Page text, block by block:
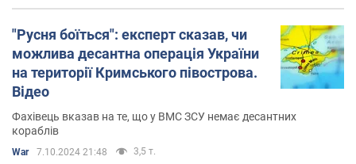
"Русня боїться": експерт сказав, чи
можлива десантна операція України
на території Кримського півострова.
Відео
Фахівець вказав на те, що у ВМС ЗСУ немає десантних
кораблів
War 7.10.2024 21:48 3,5 т.